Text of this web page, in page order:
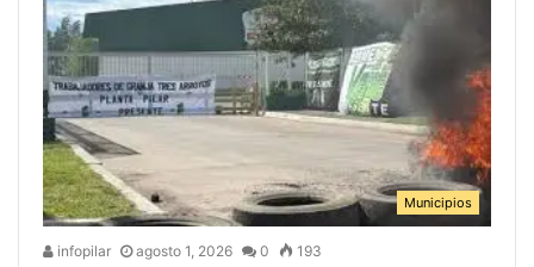
Municipios
infopilar agosto 1, 2026 0 193